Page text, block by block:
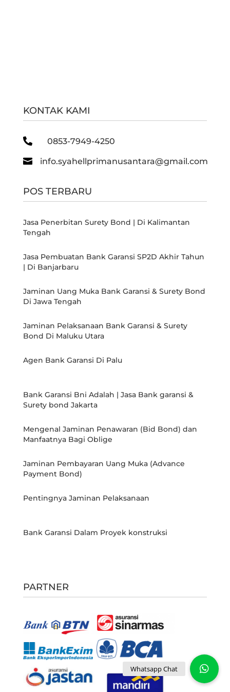
KONTAK KAMI
 0853-7949-4250
 info.syahellprimanusantara@gmail.com
POS TERBARU
Jasa Penerbitan Surety Bond | Di Kalimantan
Tengah
Jasa Pembuatan Bank Garansi SP2D Akhir Tahun
| Di Banjarbaru
Jaminan Uang Muka Bank Garansi & Surety Bond
Di Jawa Tengah
Jaminan Pelaksanaan Bank Garansi & Surety
Bond Di Maluku Utara
Agen Bank Garansi Di Palu
Bank Garansi Bni Adalah | Jasa Bank garansi &
Surety bond Jakarta
Mengenal Jaminan Penawaran (Bid Bond) dan
Manfaatnya Bagi Oblige
Jaminan Pembayaran Uang Muka (Advance
Payment Bond)
Pentingnya Jaminan Pelaksanaan
Bank Garansi Dalam Proyek konstruksi
PARTNER